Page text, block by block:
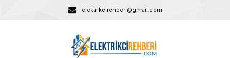
elektrikcirehberi@gmail.com